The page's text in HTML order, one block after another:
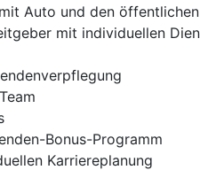
Auto und den
mit individuellen
Bonus-Programm
Karriereplanung